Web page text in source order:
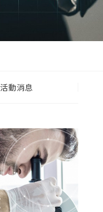
活動消息